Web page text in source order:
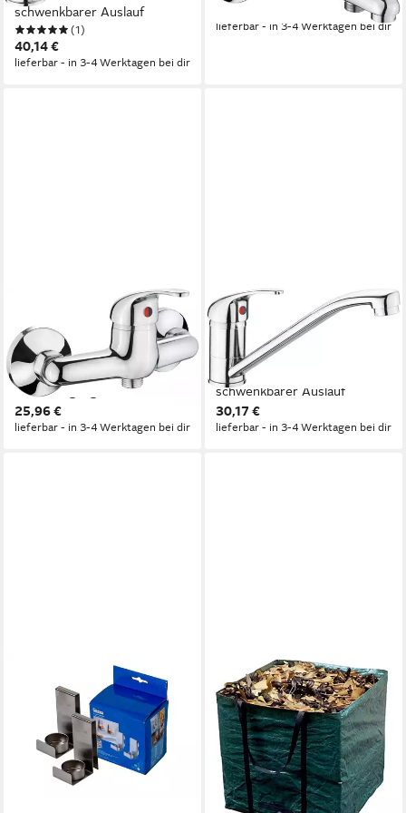
schwenkbarer Auslauf
(1)
40,14 €
lieferbar - in 3-4 Werktagen bei dir
lieferbar - in 3-4 Werktagen bei dir
Badarmatur Brause-
Einhebelarmatur "Anza",
Messing, verchromt, 1/2 Zoll
Brauseabgang
25,96 €
lieferbar - in 3-4 Werktagen bei dir
CON:P
Spültischarmatur
Einhebelarmatur "Anza", HD,
Messing, verchromt,
schwenkbarer Auslauf
30,17 €
lieferbar - in 3-4 Werktagen bei dir